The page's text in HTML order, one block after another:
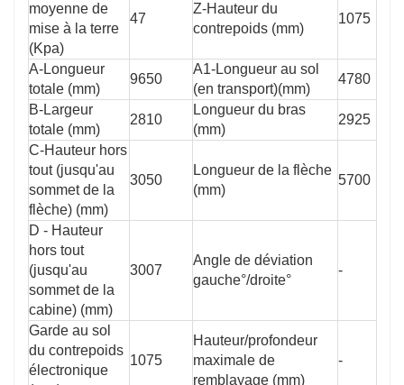
moyenne de
mise à la terre
(Kpa)
47
Z-Hauteur du
contrepoids (mm)
1075
A-Longueur
totale (mm)
9650
A1-Longueur au sol
(en transport)(mm)
4780
B-Largeur
totale (mm)
2810
Longueur du bras
(mm)
2925
C-Hauteur hors
tout (jusqu'au
sommet de la
flèche) (mm)
3050
Longueur de la flèche
(mm)
5700
D - Hauteur
hors tout
(jusqu'au
sommet de la
cabine) (mm)
3007
Angle de déviation
gauche°/droite°
-
Garde au sol
du contrepoids
électronique
1075
Hauteur/profondeur
maximale de
remblayage (mm)
-